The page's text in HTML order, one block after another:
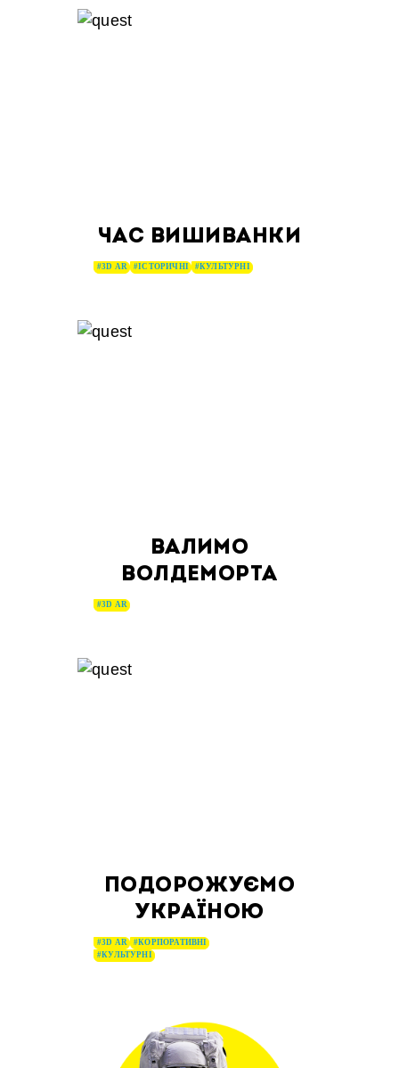
ЧАС ВИШИВАНКИ
#3D AR #ІСТОРИЧНІ #КУЛЬТУРНІ
ВАЛИМО
ВОЛДЕМОРТА
#3D AR
ПОДОРОЖУЄМО
УКРАЇНОЮ
#3D AR
#КОРПОРАТИВНІ
#КУЛЬТУРНІ